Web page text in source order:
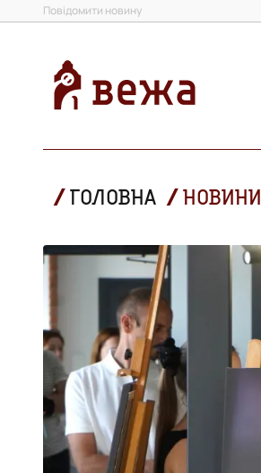
Повідомити новину
ГОЛОВНА НОВИНИ